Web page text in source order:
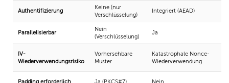
Authentifizierung
Keine (nur
Verschlüsselung)
Integriert (AEAD)
Parallelisierbar
Nein
(Verschlüsselung)
Ja
IV-
Wiederverwendungsrisiko
Vorhersehbare
Muster
Katastrophale Nonce-
Wiederverwendung
Padding erforderlich Ja (PKCS#7) Nein